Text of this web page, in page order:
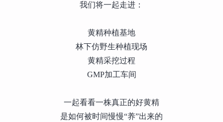
我们将一起走进：
黄精种植基地
林下仿野生种植现场
黄精采挖过程
GMP加工车间
一起看看一株真正的好黄精
是如何被时间慢慢“养”出来的